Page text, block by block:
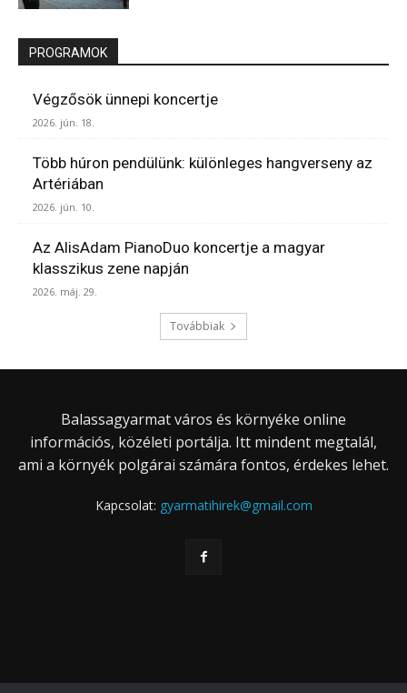
PROGRAMOK
Végzősök ünnepi koncertje
2026. jún. 18.
Több húron pendülünk: különleges hangverseny az
Artériában
2026. jún. 10.
Az AlisAdam PianoDuo koncertje a magyar
klasszikus zene napján
2026. máj. 29.
Továbbiak
Balassagyarmat város és környéke online
információs, közéleti portálja. Itt mindent megtalál,
ami a környék polgárai számára fontos, érdekes lehet.
Kapcsolat: gyarmatihirek@gmail.com